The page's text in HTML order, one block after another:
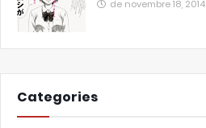
de novembre 18, 2014
Categories